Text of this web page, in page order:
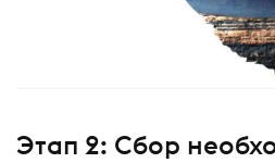
Этап 2: Сбор